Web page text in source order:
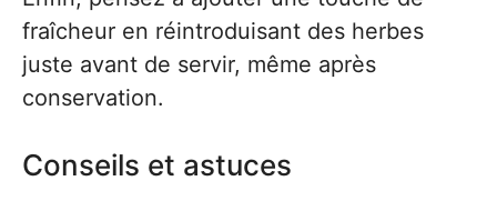
fraîcheur en réintroduisant des herbes
juste avant de servir, même après
conservation.
Conseils et astuces